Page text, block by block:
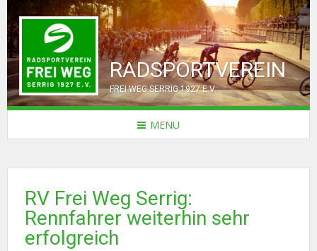
RADSPORTVEREIN
FREI WEG SERRIG 1927 E.V.
MENU
RV Frei Weg Serrig:
Rennfahrer weiterhin sehr
erfolgreich